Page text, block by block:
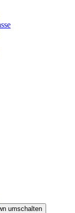
umschalten